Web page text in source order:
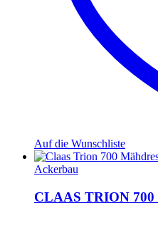
Auf die Wunschliste
Ackerbau
CLAAS TRION 700